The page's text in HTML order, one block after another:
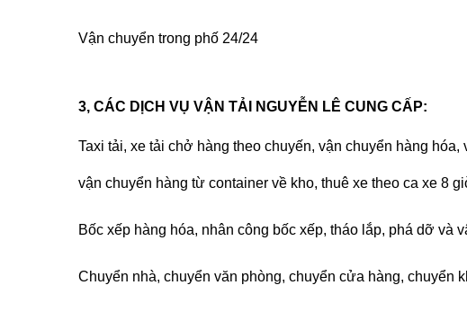
Vận chuyển trong phố 24/24
3, CÁC DỊCH VỤ VẬN TẢI NGUYỄN LÊ CUNG CẤP:
Taxi tải, xe tải chở hàng theo chuyến, vận chuyển hàng hóa,
vận chuyển hàng từ container về kho, thuê xe theo ca xe 8
Bốc xếp hàng hóa, nhân công bốc xếp, tháo lắp, phá dỡ và
Chuyển nhà, chuyển văn phòng, chuyển cửa hàng, chuyển